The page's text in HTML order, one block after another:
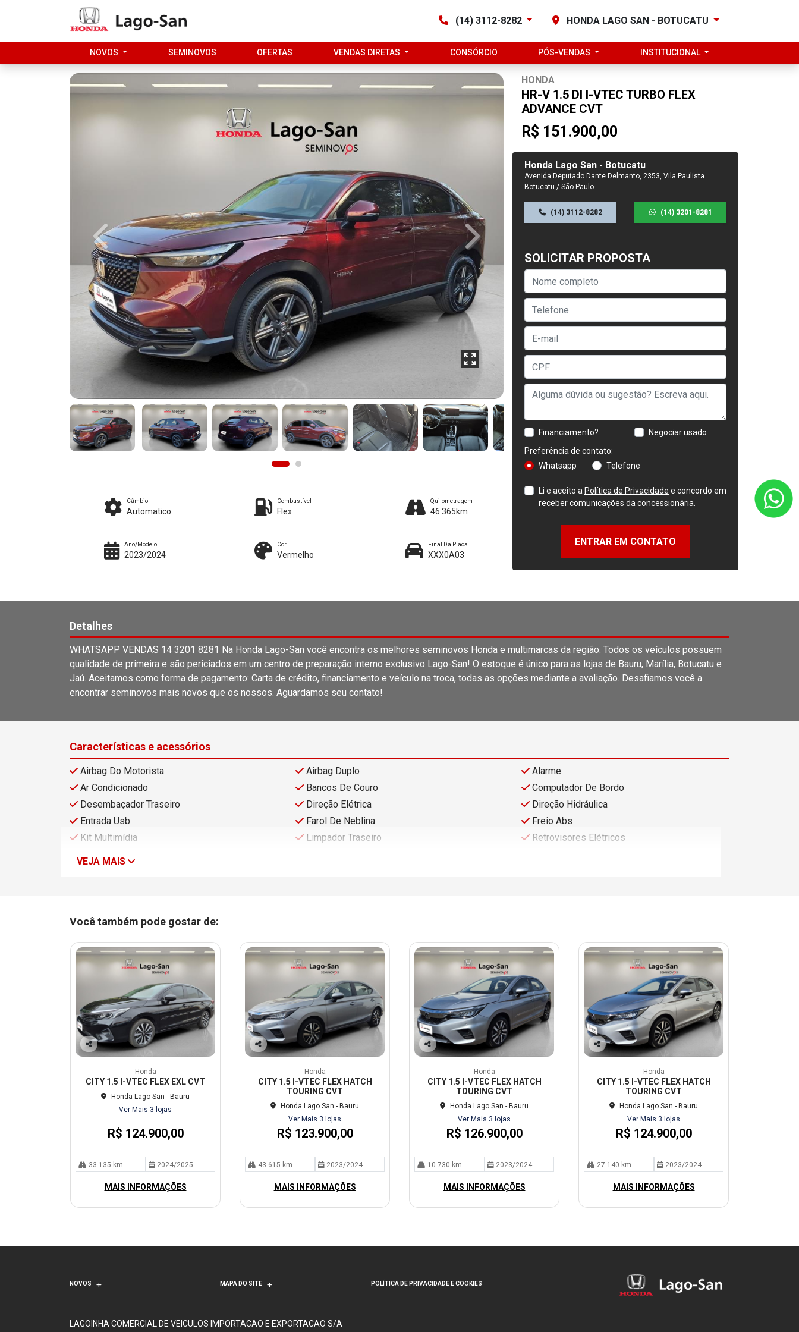
(14) 3112-8282 HONDA LAGO SAN - BOTUCATU
NOVOS SEMINOVOS OFERTAS VENDAS DIRETAS CONSÓRCIO PÓS-VENDAS INSTITUCIONAL
HONDA
HR-V 1.5 DI I-VTEC TURBO FLEX
ADVANCE CVT
R$ 151.900,00
Honda Lago San - Botucatu
Avenida Deputado Dante Delmanto, 2353, Vila Paulista
Botucatu / São Paulo
(14) 3112-8282 (14) 3201-8281
SOLICITAR PROPOSTA
Financiamento?
Negociar usado
Preferência de contato:
Whatsapp
Telefone
Li e aceito a Política de Privacidade e concordo em
receber comunicações da concessionária.
ENTRAR EM CONTATO
Previous Next
Câmbio
Automatico
Combustível
Flex
Quilometragem
46.365km
Ano/Modelo
2023/2024
Cor
Vermelho
Final Da Placa
XXX0A03
Detalhes
WHATSAPP VENDAS 14 3201 8281 Na Honda Lago-San você encontra os melhores seminovos Honda e multimarcas da região. Todos os veículos possuem
qualidade de primeira e são periciados em um centro de preparação interno exclusivo Lago-San! O estoque é único para as lojas de Bauru, Marília, Botucatu e
Jaú. Aceitamos como forma de pagamento: Carta de crédito, financiamento e veículo na troca, todas as opções mediante a avaliação. Desafiamos você a
encontrar seminovos mais novos que os nossos. Aguardamos seu contato!
Características e acessórios
Airbag Do Motorista Airbag Duplo
Alarme
Ar Condicionado
Bancos De Couro
Computador De Bordo
Desembaçador Traseiro
Direção Elétrica
Direção Hidráulica
Entrada Usb
Farol De Neblina
Freio Abs
Kit Multimídia
Limpador Traseiro Retrovisores Elétricos
VEJA MAIS
Você também pode gostar de:
Co
arti
lhe
Honda
CITY 1.5 I-VTEC FLEX EXL CVT
Honda Lago San - Bauru
Ver Mais 3 lojas
R$ 124.900,00
33.135 km 2024/2025
MAIS INFORMAÇÕES
Co
arti
lhe
Honda
CITY 1.5 I-VTEC FLEX HATCH
TOURING CVT
Honda Lago San - Bauru
Ver Mais 3 lojas
R$ 123.900,00
43.615 km 2023/2024
MAIS INFORMAÇÕES
Co
arti
lhe
Honda
CITY 1.5 I-VTEC FLEX HATCH
TOURING CVT
Honda Lago San - Bauru
Ver Mais 3 lojas
R$ 126.900,00
10.730 km 2023/2024
MAIS INFORMAÇÕES
Co
arti
lhe
Honda
CITY 1.5 I-VTEC FLEX HATCH
TOURING CVT
Honda Lago San - Bauru
Ver Mais 3 lojas
R$ 124.900,00
27.140 km 2023/2024
MAIS INFORMAÇÕES
NOVOS MAPA DO SITE POLÍTICA DE PRIVACIDADE E COOKIES
LAGOINHA COMERCIAL DE VEICULOS IMPORTACAO E EXPORTACAO S/A